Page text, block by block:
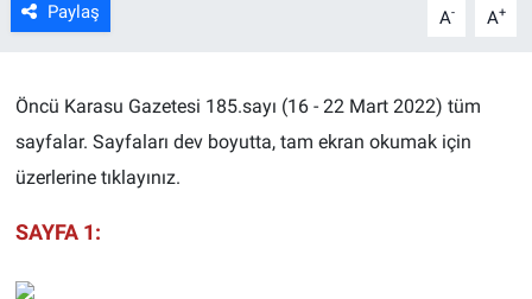
Paylaş A- A+
Öncü Karasu Gazetesi 185.sayı (16 - 22 Mart 2022) tüm
sayfalar. Sayfaları dev boyutta, tam ekran okumak için
üzerlerine tıklayınız.
SAYFA 1: